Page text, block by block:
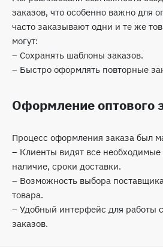
заказов, что особенно важно для
часто заказывают одни и те же
могут:
– Сохранять шаблоны заказов.
– Быстро оформлять повторные
Оформление оптового
Процесс оформления заказа был
– Клиенты видят все
наличие, сроки доставки.
– Возможность выбора
товара.
– Удобный интерфейс для работы
заказов.